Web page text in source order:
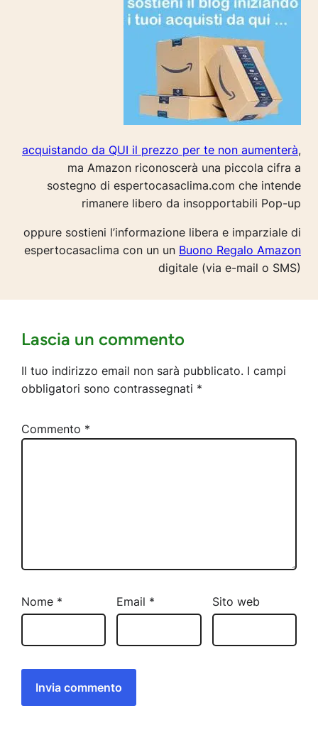
acquistando da QUI il prezzo per te non aumenterà,
ma Amazon riconoscerà una piccola cifra a
sostegno di espertocasaclima.com che intende
rimanere libero da insopportabili Pop-up
oppure sostieni l’informazione libera e imparziale di
espertocasaclima con un un Buono Regalo Amazon
digitale (via e-mail o SMS)
Lascia un commento
Il tuo indirizzo email non sarà pubblicato. I campi
obbligatori sono contrassegnati *
Commento *
Nome * Email * Sito web